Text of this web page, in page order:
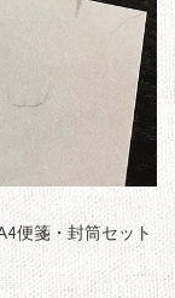
便箋・封筒セット